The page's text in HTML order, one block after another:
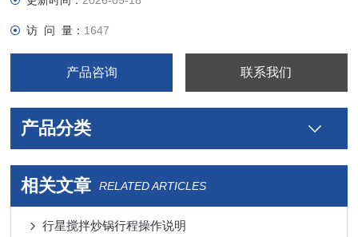
访 问 量： 1647
产品咨询 联系我们
产品分类
相关文章 RELATED ARTICLES
行星搅拌炒锅行程操作说明